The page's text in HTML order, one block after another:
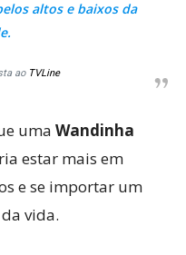
altos e baixos da
ao TVLine
uma Wandinha
estar mais em
e se importar um
vida.